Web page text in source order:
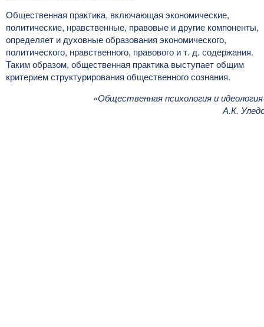
Общественная практика, включающая экономические,
политические, нравственные, правовые и другие компоненты,
определяет и духовные образования экономического,
политического, нравственного, правового и т. д. содержания.
Таким образом, общественная практика выступает общим
критерием структурирования общественного сознания.
«Общественная психология и
А.К.